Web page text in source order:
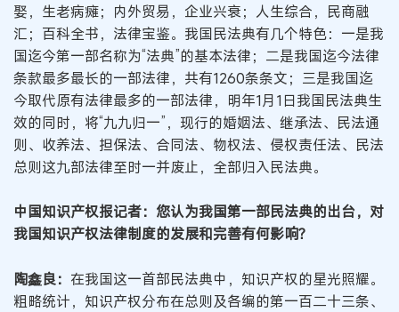
娶，生老病瘫；内外贸易，企业兴衰；人生综合，民商融
汇；百科全书，法律宝鉴。我国民法典有几个特色：一是我
国迄今第一部名称为“法典”的基本法律；二是我国迄今法律
条款最多最长的一部法律，共有1260条条文；三是我国迄
今取代原有法律最多的一部法律，明年1月1日我国民法典生
效的同时，将“九九归一”，现行的婚姻法、继承法、民法通
则、收养法、担保法、合同法、物权法、侵权责任法、民法
总则这九部法律至时一并废止，全部归入民法典。
中国知识产权报记者：您认为我国第一部民法典的出台，对
我国知识产权法律制度的发展和完善有何影响？
陶鑫良： 在我国这一首部民法典中，知识产权的星光照耀。
粗略统计，知识产权分布在总则及各编的第一百二十三条、